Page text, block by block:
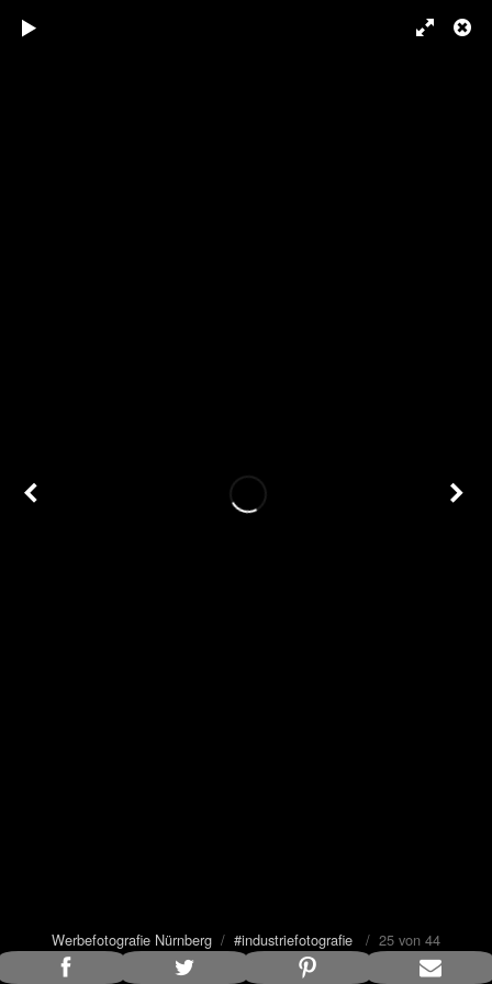
Werbefotografie Nürnberg / #industriefotografie / 25 von 44
Bildunterschrift anzeigen